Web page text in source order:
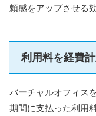
頼感をアップさせる
利用料を経費
バーチャルオフィス
期間に支払った利用